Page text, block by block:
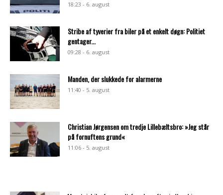
18:23 - 6. august
Stribe af tyverier fra biler på et enkelt døgn: Politiet
gentager...
09:28 - 6. august
Manden, der slukkede for alarmerne
11:40 - 5. august
Christian Jørgensen om tredje Lillebæltsbro: »Jeg står
på fornuftens grund«
11:06 - 5. august